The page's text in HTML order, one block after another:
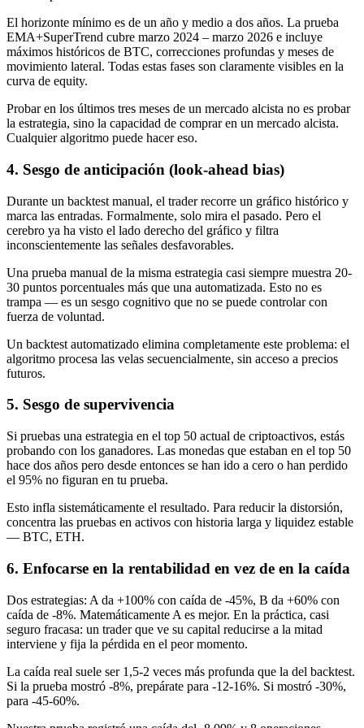
El horizonte mínimo es de un año y medio a dos años. La prueba
EMA+SuperTrend cubre marzo 2024 – marzo 2026 e incluye
máximos históricos de BTC, correcciones profundas y meses de
movimiento lateral. Todas estas fases son claramente visibles en la
curva de equity.
Probar en los últimos tres meses de un mercado alcista no es probar
la estrategia, sino la capacidad de comprar en un mercado alcista.
Cualquier algoritmo puede hacer eso.
4. Sesgo de anticipación (look-ahead bias)
Durante un backtest manual, el trader recorre un gráfico histórico y
marca las entradas. Formalmente, solo mira el pasado. Pero el
cerebro ya ha visto el lado derecho del gráfico y filtra
inconscientemente las señales desfavorables.
Una prueba manual de la misma estrategia casi siempre muestra 20-
30 puntos porcentuales más que una automatizada. Esto no es
trampa — es un sesgo cognitivo que no se puede controlar con
fuerza de voluntad.
Un backtest automatizado elimina completamente este problema: el
algoritmo procesa las velas secuencialmente, sin acceso a precios
futuros.
5. Sesgo de supervivencia
Si pruebas una estrategia en el top 50 actual de criptoactivos, estás
probando con los ganadores. Las monedas que estaban en el top 50
hace dos años pero desde entonces se han ido a cero o han perdido
el 95% no figuran en tu prueba.
Esto infla sistemáticamente el resultado. Para reducir la distorsión,
concentra las pruebas en activos con historia larga y liquidez estable
— BTC, ETH.
6. Enfocarse en la rentabilidad en vez de en la caída
Dos estrategias: A da +100% con caída de -45%, B da +60% con
caída de -8%. Matemáticamente A es mejor. En la práctica, casi
seguro fracasa: un trader que ve su capital reducirse a la mitad
interviene y fija la pérdida en el peor momento.
La caída real suele ser 1,5-2 veces más profunda que la del backtest.
Si la prueba mostró -8%, prepárate para -12-16%. Si mostró -30%,
para -45-60%.